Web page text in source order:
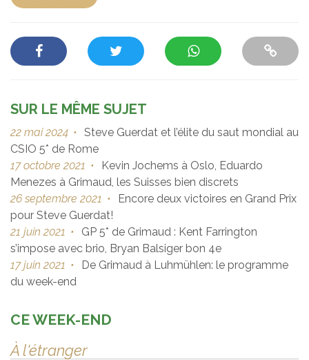
SUR LE MÊME SUJET
22 mai 2024 • Steve Guerdat et l’élite du saut mondial au
CSIO 5* de Rome
17 octobre 2021 •
Kevin Jochems à Oslo, Eduardo
Menezes à Grimaud, les Suisses bien discrets
26 septembre 2021 •
Encore deux victoires en Grand Prix
pour Steve Guerdat!
21 juin 2021 •
GP 5* de Grimaud : Kent Farrington
s’impose avec brio, Bryan Balsiger bon 4e
17 juin 2021 •
De Grimaud à Luhmühlen: le programme
du week-end
CE WEEK-END
À l'étranger